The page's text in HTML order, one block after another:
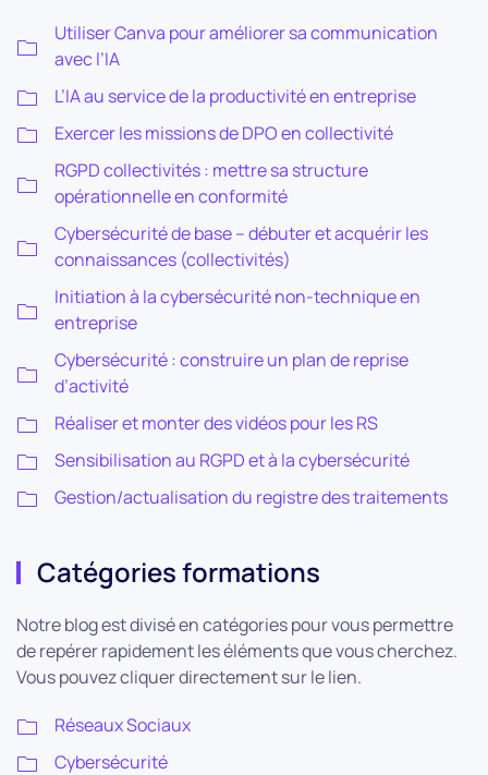
Utiliser Canva pour améliorer sa communication
avec l’IA
L’IA au service de la productivité en entreprise
Exercer les missions de DPO en collectivité
RGPD collectivités : mettre sa structure
opérationnelle en conformité
Cybersécurité de base – débuter et acquérir les
connaissances (collectivités)
Initiation à la cybersécurité non-technique en
entreprise
Cybersécurité : construire un plan de reprise
d’activité
Réaliser et monter des vidéos pour les RS
Sensibilisation au RGPD et à la cybersécurité
Gestion/actualisation du registre des traitements
Catégories formations
Notre blog est divisé en catégories pour vous permettre
de repérer rapidement les éléments que vous cherchez.
Vous pouvez cliquer directement sur le lien.
Réseaux Sociaux
Cybersécurité